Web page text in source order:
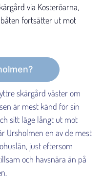
via Kosteröarna,
fortsätter ut mot
skärgård väster om
är mest känd för sin
sitt läge långt ut mot
Ursholmen en av de mest
just eftersom
och havsnära än på